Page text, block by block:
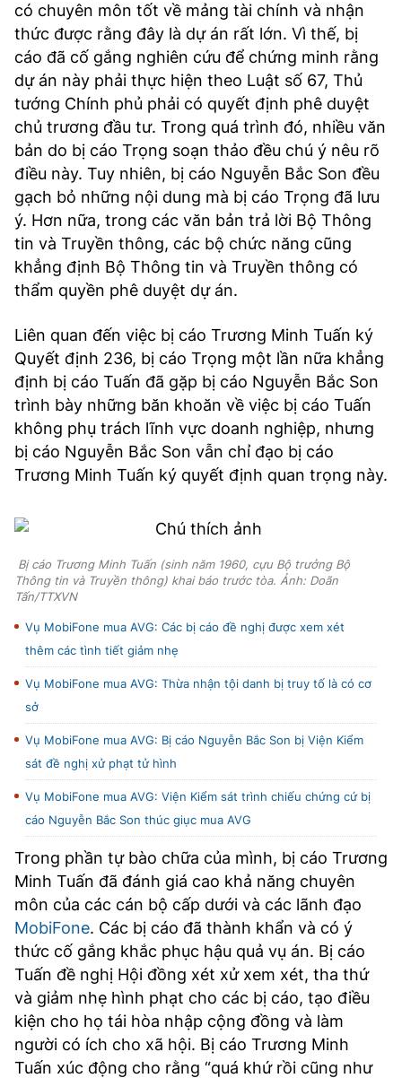
có chuyên môn tốt về mảng tài chính và nhận
thức được rằng đây là dự án rất lớn. Vì thế, bị
cáo đã cố gắng nghiên cứu để chứng minh rằng
dự án này phải thực hiện theo Luật số 67, Thủ
tướng Chính phủ phải có quyết định phê duyệt
chủ trương đầu tư. Trong quá trình đó, nhiều văn
bản do bị cáo Trọng soạn thảo đều chú ý nêu rõ
điều này. Tuy nhiên, bị cáo Nguyễn Bắc Son đều
gạch bỏ những nội dung mà bị cáo Trọng đã lưu
ý. Hơn nữa, trong các văn bản trả lời Bộ Thông
tin và Truyền thông, các bộ chức năng cũng
khẳng định Bộ Thông tin và Truyền thông có
thẩm quyền phê duyệt dự án.
Liên quan đến việc bị cáo Trương Minh Tuấn ký
Quyết định 236, bị cáo Trọng một lần nữa khẳng
định bị cáo Tuấn đã gặp bị cáo Nguyễn Bắc Son
trình bày những băn khoăn về việc bị cáo Tuấn
không phụ trách lĩnh vực doanh nghiệp, nhưng
bị cáo Nguyễn Bắc Son vẫn chỉ đạo bị cáo
Trương Minh Tuấn ký quyết định quan trọng này.
Bị cáo Trương Minh Tuấn (sinh năm 1960, cựu Bộ trưởng Bộ
Thông tin và Truyền thông) khai báo trước tòa. Ảnh: Doãn
Tấn/TTXVN
Vụ MobiFone mua AVG: Các bị cáo đề nghị được xem xét
thêm các tình tiết giảm nhẹ
Vụ MobiFone mua AVG: Thừa nhận tội danh bị truy tố là có cơ
sở
Vụ MobiFone mua AVG: Bị cáo Nguyễn Bắc Son bị Viện Kiểm
sát đề nghị xử phạt tử hình
Vụ MobiFone mua AVG: Viện Kiểm sát trình chiếu chứng cứ bị
cáo Nguyễn Bắc Son thúc giục mua AVG
Trong phần tự bào chữa của mình, bị cáo Trương
Minh Tuấn đã đánh giá cao khả năng chuyên
môn của các cán bộ cấp dưới và các lãnh đạo
MobiFone. Các bị cáo đã thành khẩn và có ý
thức cố gắng khắc phục hậu quả vụ án. Bị cáo
Tuấn đề nghị Hội đồng xét xử xem xét, tha thứ
và giảm nhẹ hình phạt cho các bị cáo, tạo điều
kiện cho họ tái hòa nhập cộng đồng và làm
người có ích cho xã hội. Bị cáo Trương Minh
Tuấn xúc động cho rằng “quá khứ rồi cũng như